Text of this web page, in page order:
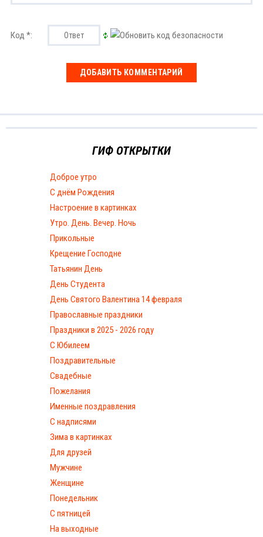
Код *:
ГИФ ОТКРЫТКИ
Доброе утро
С днём Рождения
Настроение в картинках
Утро. День. Вечер. Ночь
Прикольные
Крещение Господне
Татьянин День
День Студента
День Святого Валентина 14 февраля
Православные праздники
Праздники в 2025 - 2026 году
С Юбилеем
Поздравительные
Свадебные
Пожелания
Именные поздравления
С надписями
Зима в картинках
Для друзей
Мужчине
Женщине
Понедельник
С пятницей
На выходные